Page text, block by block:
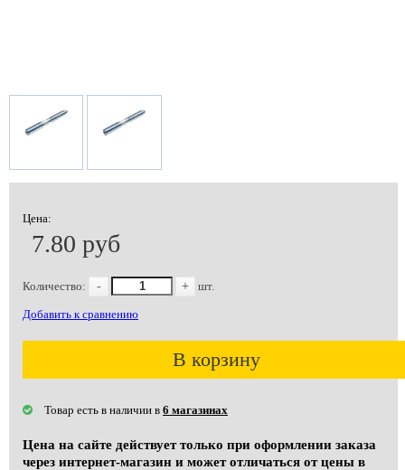
Цена:
7.80 руб
Количество: - + шт.
Добавить к сравнению
В корзину
Товар есть в наличии в 6 магазинах
Цена на сайте действует только при оформлении заказа
через интернет-магазин и может отличаться от цены в